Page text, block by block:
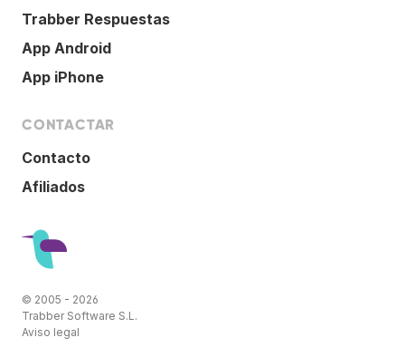
Trabber Respuestas
App Android
App iPhone
CONTACTAR
Contacto
Afiliados
© 2005 - 2026
Trabber Software S.L.
Aviso legal